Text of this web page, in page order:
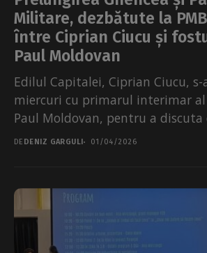
Militare, dezbătute la
între Ciprian Ciucu și
Paul Moldovan
Edilul Capitalei, Ciprian Ciucu,
miercuri cu primarul interimar al
Paul Moldovan, pentru a discuta
proiectele prioritare, mare parte...
DE DENIZ GARGULI 01/04/2026